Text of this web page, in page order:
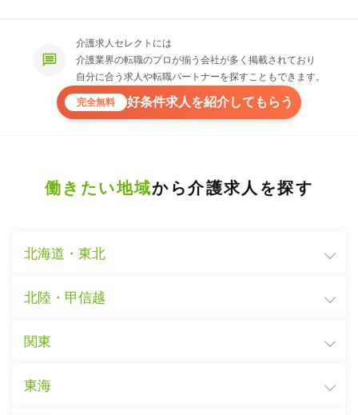
介護求人セレクトには
介護業界の転職のプロが揃う会社が多く掲載されており
自分に合う求人や転職パートナーを探すこともできます。
完全無料 好条件求人を紹介してもらう
働きたい地域から介護求人を探す
北海道・東北
北陸・甲信越
関東
東海